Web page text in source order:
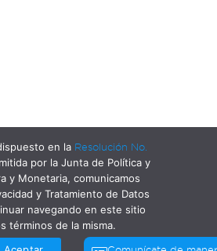
en la Resolución No.
por la Junta de Política y
y Monetaria, comunicamos
y Tratamiento de Datos
navegando en este sitio
términos de la misma.